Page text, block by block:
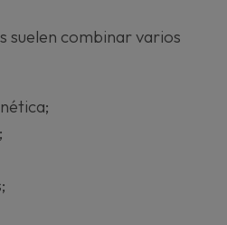
suelen combinar varios